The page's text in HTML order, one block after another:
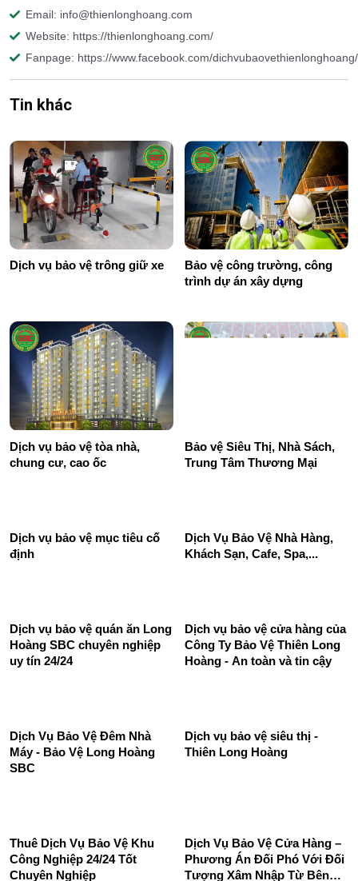
Email: info@thienlonghoang.com
Website: https://thienlonghoang.com/
Fanpage: https://www.facebook.com/dichvubaovethienlonghoang/
Tin khác
Dịch vụ bảo vệ trông giữ xe
Bảo vệ công trường, công
trình dự án xây dựng
Dịch vụ bảo vệ tòa nhà,
chung cư, cao ốc
Bảo vệ Siêu Thị, Nhà Sách,
Trung Tâm Thương Mại
Dịch vụ bảo vệ mục tiêu cố
định
Dịch Vụ Bảo Vệ Nhà Hàng,
Khách Sạn, Cafe, Spa,...
Dịch vụ bảo vệ quán ăn Long
Hoàng SBC chuyên nghiệp
uy tín 24/24
Dịch vụ bảo vệ cửa hàng của
Công Ty Bảo Vệ Thiên Long
Dịch Vụ Bảo Vệ Đêm Nhà
Máy - Bảo Vệ Long Hoàng
Dịch vụ bảo vệ siêu thị -
Thiên Long Hoàng